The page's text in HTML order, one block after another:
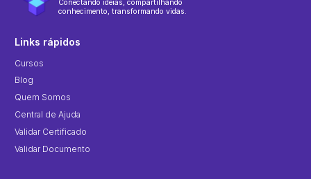
Conectando ideias, compartilhando
conhecimento, transformando vidas.
Links rápidos
Cursos
Blog
Quem Somos
Central de Ajuda
Validar Certificado
Validar Documento